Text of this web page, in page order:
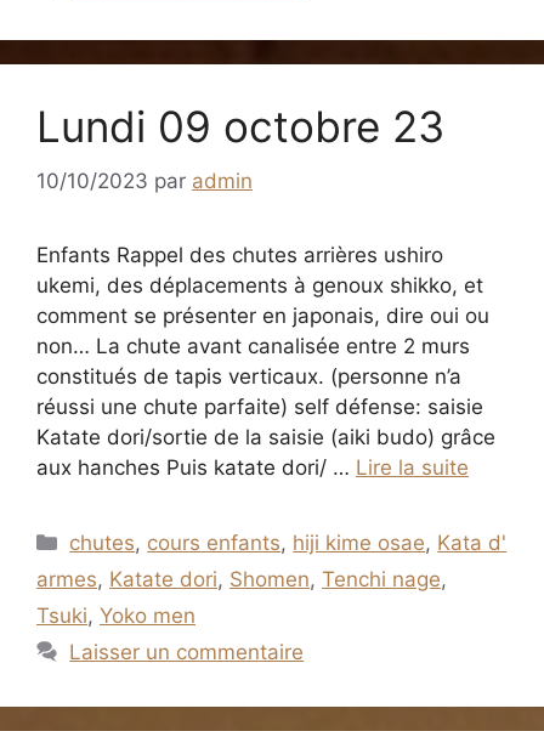
Lundi 09 octobre 23
10/10/2023 par admin
Enfants Rappel des chutes arrières ushiro
ukemi, des déplacements à genoux shikko, et
comment se présenter en japonais, dire oui ou
non… La chute avant canalisée entre 2 murs
constitués de tapis verticaux. (personne n’a
réussi une chute parfaite) self défense: saisie
Katate dori/sortie de la saisie (aiki budo) grâce
aux hanches Puis katate dori/ … Lire la suite
Catégories
chutes, cours enfants, hiji kime osae, Kata d'
armes, Katate dori, Shomen, Tenchi nage,
Tsuki, Yoko men
Laisser un commentaire